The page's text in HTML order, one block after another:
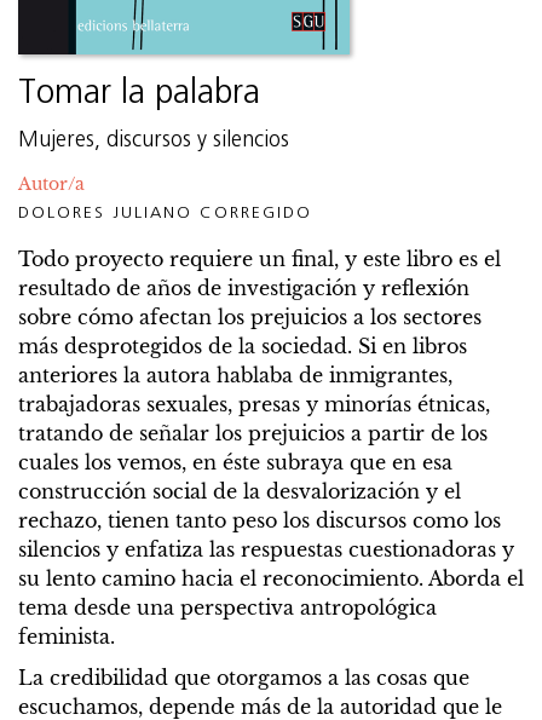
Tomar la palabra
Mujeres, discursos y silencios
Autor/a
DOLORES JULIANO CORREGIDO
Todo proyecto requiere un final, y este libro es el
resultado de años de investigación y reflexión
sobre cómo afectan los prejuicios a los sectores
más desprotegidos de la sociedad. Si en libros
anteriores la autora hablaba de inmigrantes,
trabajadoras sexuales, presas y minorías étnicas,
tratando de señalar los prejuicios a partir de los
cuales los vemos, en éste subraya que en esa
construcción social de la desvalorización y el
rechazo, tienen tanto peso los discursos como los
silencios y enfatiza las respuestas cuestionadoras y
su lento camino hacia el reconocimiento. Aborda el
tema desde una perspectiva antropológica
feminista.
La credibilidad que otorgamos a las cosas que
escuchamos, depende más de la autoridad que le